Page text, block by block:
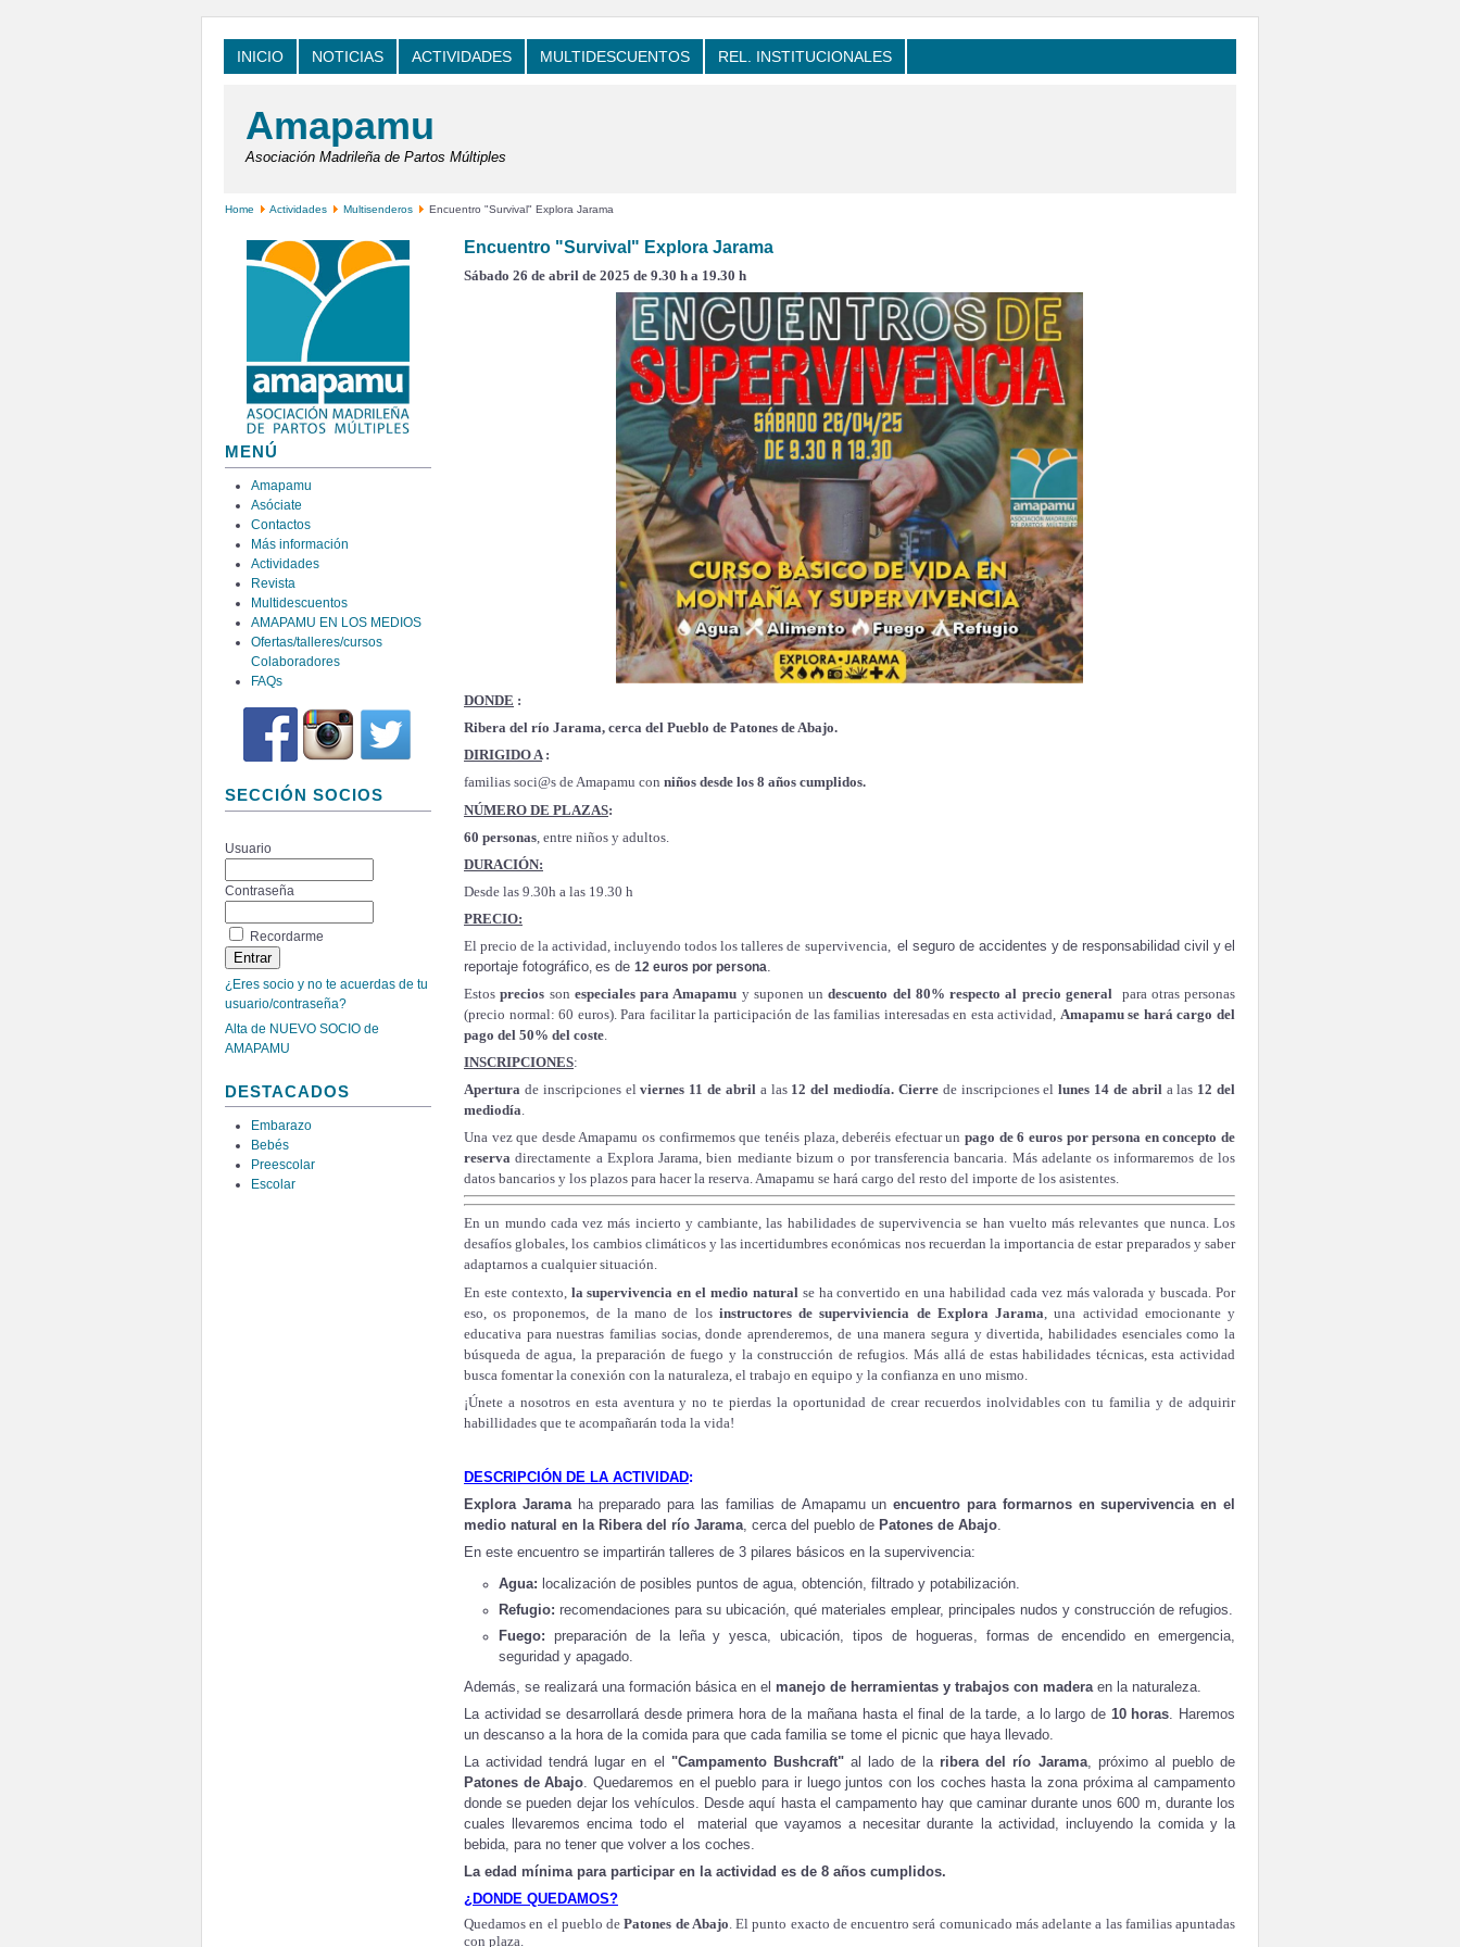
INICIO NOTICIAS ACTIVIDADES MULTIDESCUENTOS REL. INSTITUCIONALES
Amapamu
Asociación Madrileña de Partos Múltiples
Home Actividades Multisenderos Encuentro "Survival" Explora Jarama
MENÚ
Amapamu
Asóciate
Contactos
Más información
Actividades
Revista
Multidescuentos
AMAPAMU EN LOS MEDIOS
Ofertas/talleres/cursos
Colaboradores
FAQs
SECCIÓN SOCIOS
Usuario
Contraseña
Recordarme
¿Eres socio y no te acuerdas de tu
usuario/contraseña?
Alta de NUEVO SOCIO de
AMAPAMU
DESTACADOS
Embarazo
Bebés
Preescolar
Escolar
Encuentro "Survival" Explora Jarama
Sábado 26 de abril de 2025 de 9.30 h a 19.30 h
DONDE :
Ribera del río Jarama, cerca del Pueblo de Patones de Abajo.
DIRIGIDO A:
familias soci@s de Amapamu con niños desde los 8 años cumplidos.
NÚMERO DE PLAZAS:
60 personas , entre niños y adultos.
DURACIÓN:
Desde las 9.30h a las 19.30 h
PRECIO:
El precio de la actividad,incluyendo todoslos talleres de supervivencia, el seguro de accidentes y de responsabilidad civily el
reportaje fotográfico, es de 12 euros por persona
Estosprecios son especiales para Amapamu y suponenundescuento del 80% respecto al precio general para otras personas
(precio normal: 60 euros).Para facilitar la participación de las familias interesadas en esta actividad, Amapamu se hará cargo del
pago del 50% del coste.
INSCRIPCIONES:
Apertura de inscripciones elviernes 11 de abrila las 12 del mediodía. Cierre de inscripciones ellunes 14 de abrila las 12 del
mediodía.
Una vez que desde Amapamu os confirmemos que tenéis plaza, deberéis efectuar unpago de 6 euros por persona en concepto de
reserva directamente a Explora Jarama, bien mediante bizum o por transferencia bancaria. Más adelante os informaremos de los
datos bancarios y los plazos para hacer la reserva. Amapamu se hará cargo del resto del importe de los asistentes.
En un mundo cada vez más incierto y cambiante, las habilidades de supervivencia se han vuelto más relevantes que nunca. Los
desafíos globales, los cambios climáticos y las incertidumbres económicas nos recuerdan la importancia de estar preparados y saber
adaptarnos a cualquier situación.
En este contexto, la supervivencia en el medio natural se ha convertido en una habilidad cada vez más valorada y buscada. Por
eso, os proponemos, de la mano de los instructores de superviviencia de Explora Jarama , una actividad emocionante y
educativa para nuestras familias socias, donde aprenderemos, de una manera segura y divertida, habilidades esenciales como la
búsqueda de agua, la preparación de fuego y la construcción de refugios. Más allá de estas habilidades técnicas, esta actividad
busca fomentar la conexión con la naturaleza, el trabajo en equipo y la confianza en uno mismo.
¡Únete a nosotros en esta aventura y no te pierdas la oportunidad de crear recuerdos inolvidables con tu familia y de adquirir
habillidades que te acompañarán toda la vida!
DESCRIPCIÓN DE LA ACTIVIDAD:
Explora Jarama ha preparado para las familias de Amapamu unencuentro para formarnos en supervivencia en el
medio natural en la Ribera del río Jarama , cerca del pueblo de Patones de Abajo
En este encuentro se impartirán talleres de 3 pilares básicos en la supervivencia:
Agua: localización de posibles puntos de agua, obtención, filtrado y potabilización.
Refugio: recomendaciones para su ubicación, qué materiales emplear, principales nudos y construcción de refugios.
Fuego: preparación de la leña y yesca, ubicación, tipos de hogueras, formas de encendido en emergencia,
seguridad y apagado.
Además, se realizará una formación básica en el manejo de herramientas y trabajos con madera en la naturaleza.
La actividad se desarrollará desde primera hora de la mañana hasta el final de la tarde, a lo largo de 10 horas. Haremos
un descanso a la hora de la comida para que cada familia se tome el picnic que haya llevado.
La actividad tendrá lugar en el "Campamento Bushcraft"al lado de la ribera del río Jarama, próximo al pueblo de
Patones de Abajo. Quedaremos en el pueblo para ir luego juntos con los coches hasta la zona próxima al campamento
donde se pueden dejar los vehículos. Desde aquí hasta el campamento hay que caminar durante unos 600 m, durante los
cuales llevaremos encima todo el material que vayamos a necesitar durante la actividad, incluyendo la comida y la
bebida, para no tener que volver a los coches.
La edad mínima para participar en la actividad es de 8 años cumplidos.
¿DONDE QUEDAMOS?
Quedamos en el pueblo dePatones de Abajo. El punto exacto de encuentro será comunicado más adelante a las familias apuntadas
con plaza.